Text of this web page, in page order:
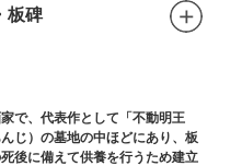
板碑
で、代表作として「不動明王
じ）の墓地の中ほどにあり、板
後に備えて供養を行うため建立